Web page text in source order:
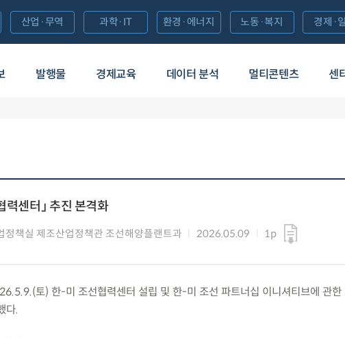
발행물 경제교육 데이터 분석 멀티콘텐츠 센
산업·무역 과학·IT 환경·에너지 노동·복지 경제·
력센터」 추진 본격화
정책실 제조산업정책관 조선해양플랜트과 2026.05.09 1p
토) 한-미 조선협력센터 설립 및 한-미 조선 파트너십 이니셔티브에 관
다.